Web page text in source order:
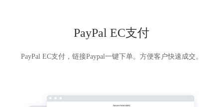
PayPal EC支付
PayPal EC支付，链接Paypal一键下单。方便客户快速成交。